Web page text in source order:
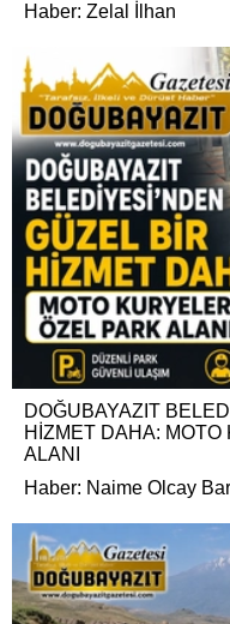
Haber: Zelal İlhan
DOĞUBAYAZIT
HİZMET DAHA:
ALANI
Haber: Naime Olcay